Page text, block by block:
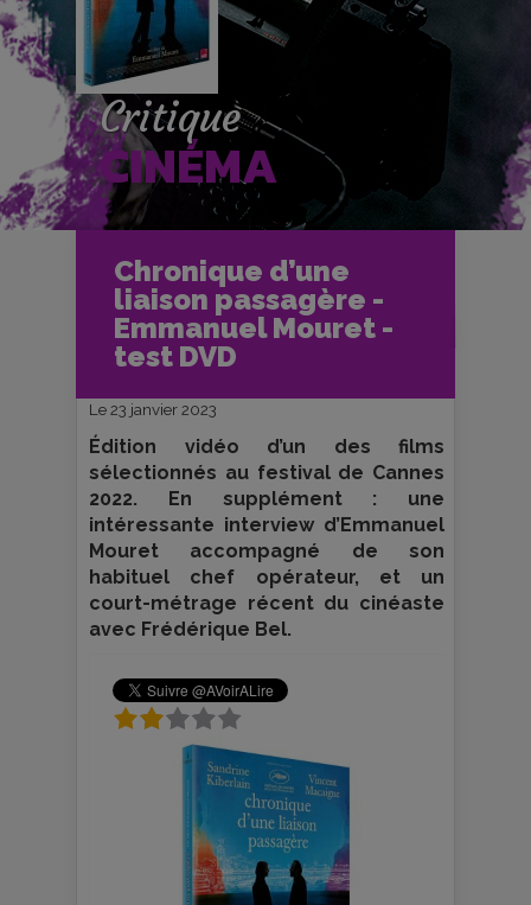
Critique
CINÉMA
Chronique d’une
liaison passagère -
Emmanuel Mouret -
test DVD
Accueil
Critiques et fiches films
Chronique d’une liaison passagère -
Emmanuel Mouret - test DVD
Le 23 janvier 2023
Édition vidéo d’un des films
sélectionnés au festival de Cannes
2022. En supplément : une
intéressante interview d’Emmanuel
Mouret accompagné de son
habituel chef opérateur, et un
court-métrage récent du cinéaste
avec Frédérique Bel.